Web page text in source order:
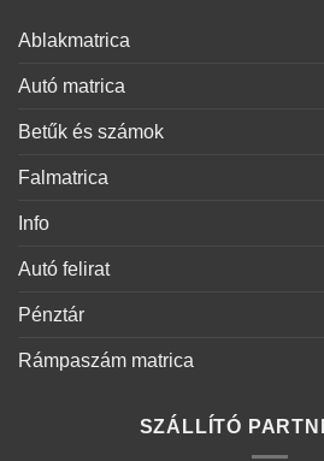
Ablakmatrica
Autó matrica
Betűk és számok
Falmatrica
Info
Autó felirat
Pénztár
Rámpaszám matrica
SZÁLLÍTÓ